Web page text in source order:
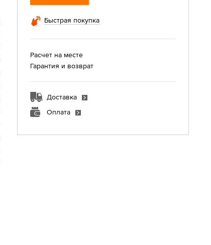
Быстрая покупка
Расчет на месте
Гарантия и возврат
Доставка
Оплата